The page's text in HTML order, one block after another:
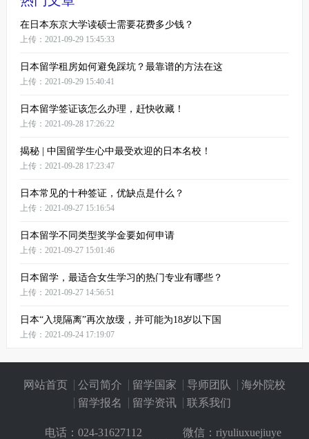
在日本东京大学读硕士需要花费多少钱？
上传：2021-09-29 15:45:33
日本留学租房如何避免踩坑？最靠谱的方法在这
上传：2021-09-29 15:40:41
日本留学签证该怎么办理，赶快收藏！
上传：2021-09-28 17:26:22
揭秘 | 中国留学生心中最受欢迎的日本名校！
上传：2021-09-28 17:23:47
日本常见的十种签证，优缺点是什么？
上传：2021-09-27 15:16:54
日本留学不同类型奖学金要如何申请
上传：2021-09-27 15:01:46
日本留学，最适合女生学习的热门专业有哪些？
上传：2021-09-27 14:56:51
日本“入境隔离”再次放缓，并可能为18岁以下国
上传：2021-09-24 17:19:07
网站首页 公司简介 留学国家 导师团队
海外院校
留学报名
留学资讯 联系我们
电话： 024-31627112
微信：riyuliuxuejiuye